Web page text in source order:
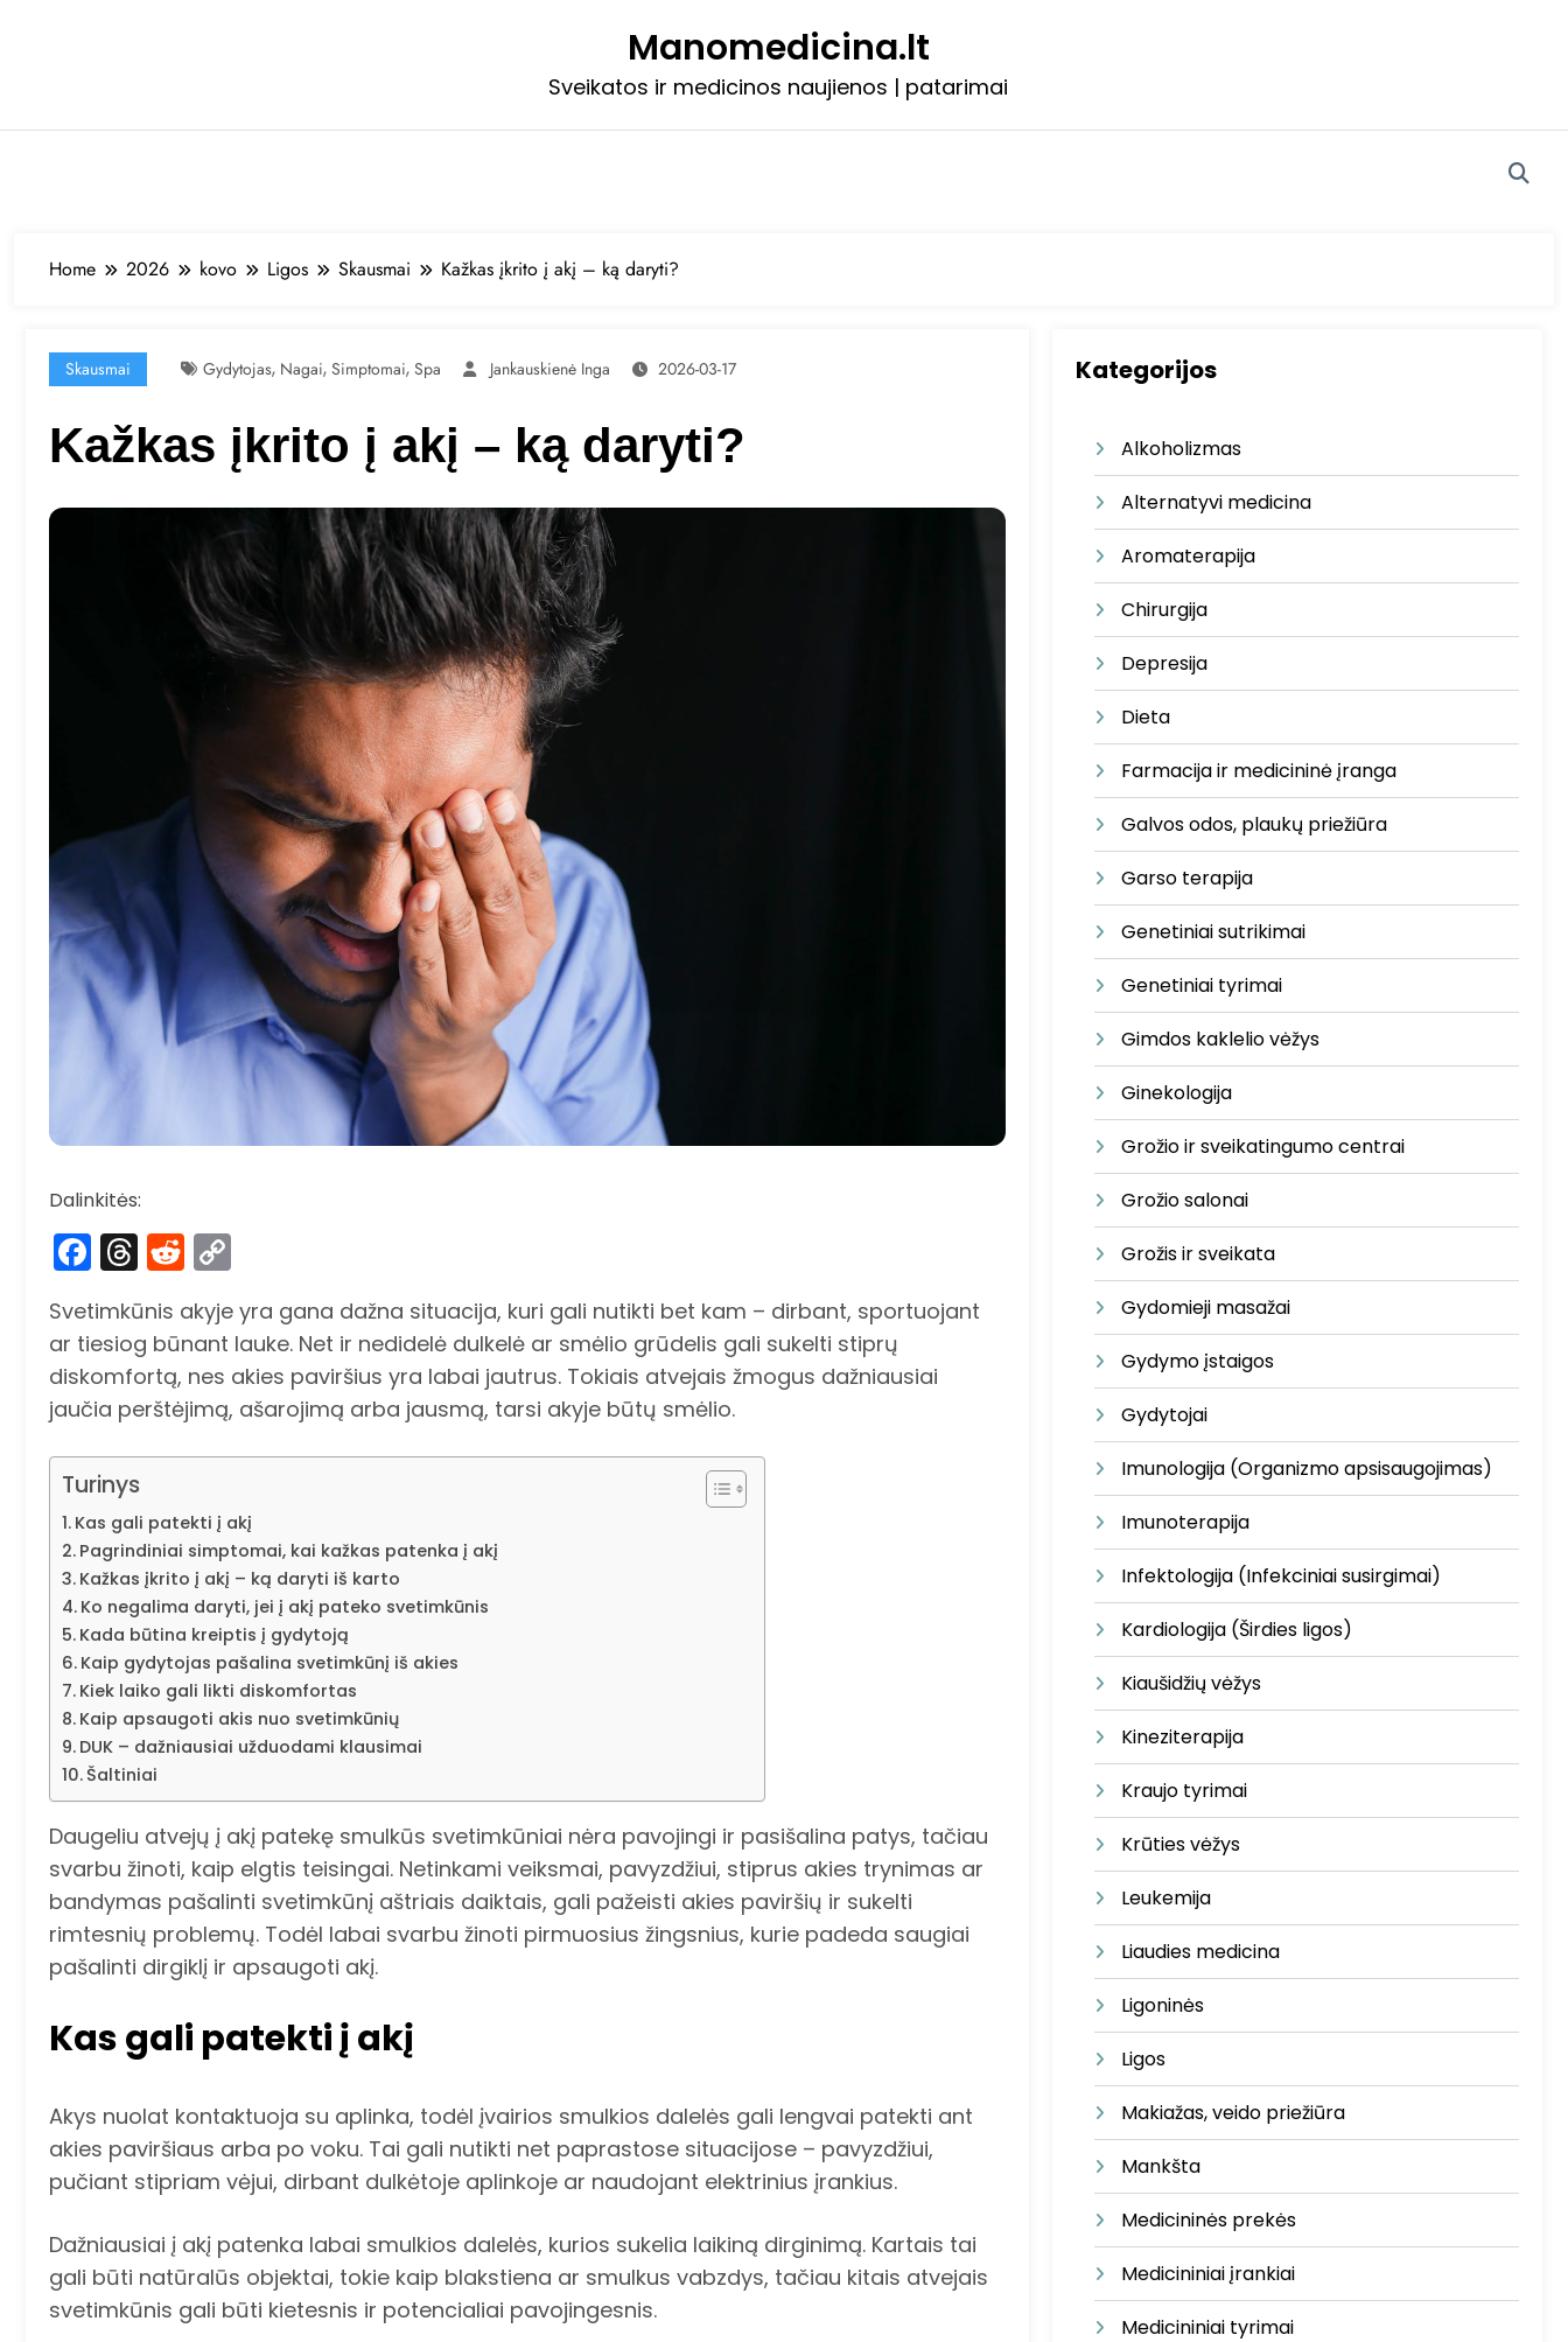
Manomedicina.lt
Sveikatos ir medicinos naujienos | patarimai
Home 2026 kovo Ligos Skausmai Kažkas įkrito į akį – ką daryti?
Skausmai Gydytojas, Nagai, Simptomai, Spa Jankauskienė Inga 2026-03-17
Kažkas įkrito į akį – ką daryti?
Dalinkitės:
Facebook
Threads
Reddit
Svetimkūnis akyje yra gana dažna situacija, kuri gali nutikti bet kam – dirbant, sportuojant
ar tiesiog būnant lauke. Net ir nedidelė dulkelė ar smėlio grūdelis gali sukelti stiprų
diskomfortą, nes akies paviršius yra labai jautrus. Tokiais atvejais žmogus dažniausiai
jaučia perštėjimą, ašarojimą arba jausmą, tarsi akyje būtų smėlio.
Turinys
Kas gali patekti į akį
Pagrindiniai simptomai, kai kažkas patenka į akį
Kažkas įkrito į akį – ką daryti iš karto
Ko negalima daryti, jei į akį pateko svetimkūnis
Kada būtina kreiptis į gydytoją
Kaip gydytojas pašalina svetimkūnį iš akies
Kiek laiko gali likti diskomfortas
Kaip apsaugoti akis nuo svetimkūnių
DUK – dažniausiai užduodami klausimai
Šaltiniai
Daugeliu atvejų į akį patekę smulkūs svetimkūniai nėra pavojingi ir pasišalina patys, tačiau
svarbu žinoti, kaip elgtis teisingai. Netinkami veiksmai, pavyzdžiui, stiprus akies trynimas ar
bandymas pašalinti svetimkūnį aštriais daiktais, gali pažeisti akies paviršių ir sukelti
rimtesnių problemų. Todėl labai svarbu žinoti pirmuosius žingsnius, kurie padeda saugiai
pašalinti dirgiklį ir apsaugoti akį.
Kas gali patekti į akį
Akys nuolat kontaktuoja su aplinka, todėl įvairios smulkios dalelės gali lengvai patekti ant
akies paviršiaus arba po voku. Tai gali nutikti net paprastose situacijose – pavyzdžiui,
pučiant stipriam vėjui, dirbant dulkėtoje aplinkoje ar naudojant elektrinius įrankius.
Dažniausiai į akį patenka labai smulkios dalelės, kurios sukelia laikiną dirginimą. Kartais tai
gali būti natūralūs objektai, tokie kaip blakstiena ar smulkus vabzdys, tačiau kitais atvejais
svetimkūnis gali būti kietesnis ir potencialiai pavojingesnis.
Kategorijos
Alkoholizmas
Alternatyvi medicina
Aromaterapija
Chirurgija
Depresija
Dieta
Farmacija ir medicininė įranga
Galvos odos, plaukų priežiūra
Garso terapija
Genetiniai sutrikimai
Genetiniai tyrimai
Gimdos kaklelio vėžys
Ginekologija
Grožio ir sveikatingumo centrai
Grožio salonai
Grožis ir sveikata
Gydomieji masažai
Gydymo įstaigos
Gydytojai
Imunologija (Organizmo apsisaugojimas)
Imunoterapija
Infektologija (Infekciniai susirgimai)
Kardiologija (Širdies ligos)
Kiaušidžių vėžys
Kineziterapija
Kraujo tyrimai
Krūties vėžys
Leukemija
Liaudies medicina
Ligoninės
Ligos
Makiažas, veido priežiūra
Mankšta
Medicininės prekės
Medicininiai įrankiai
Medicininiai tyrimai